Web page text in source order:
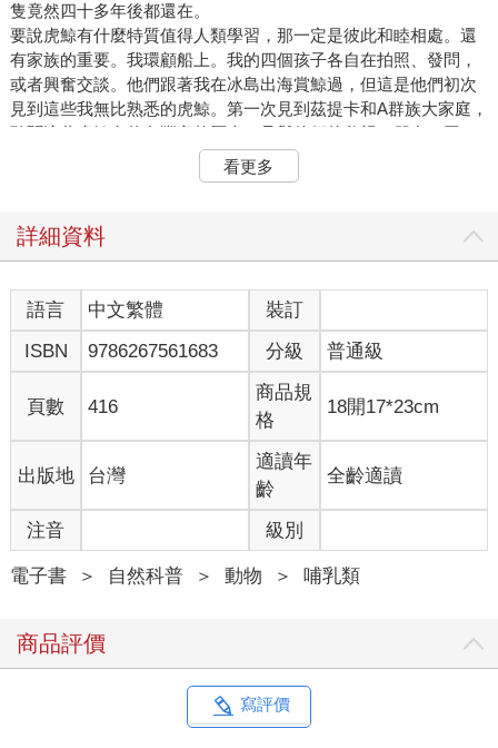
隻竟然四十多年後都還在。
要說虎鯨有什麼特質值得人類學習，那一定是彼此和睦相處。還
有家族的重要。我環顧船上。我的四個孩子各自在拍照、發問，
或者興奮交談。他們跟著我在冰島出海賞鯨過，但這是他們初次
見到這些我無比熟悉的虎鯨。第一次見到茲提卡和A群族大家庭，
聽聞這些虎鯨有悠久豐富的歷史，且與他們的父親、朋友、同
事，乃至與過去數十年來接觸過北方群落的眾多人們共有許多回
憶，他們該會有怎樣的心情，我只能夠想像。
休息放鬆、享受夏天和煦的風，看著年輕一代嬉鬧玩耍，感受家
今日我們所生活的世界，只需要幾次點擊，就能判讀居留型虎
鯨、遷徙型畢氏虎鯨、遠洋型虎鯨的鯨群狀態，不像一九七三
年，我們對這些鯨群幾乎一無所知。回到當時，研究人員必須組
織探險隊伍、實際在當地住上幾年，堅持反覆接觸每個鯨群，才
可能拍到鯨群成員的照片，評估鯨群狀態。事實上也得歸功於有
這些遍及各大洋域和內海、涵蓋虎鯨和其它鯨魚族群的鑑定照
片、水下錄音、基因樣本和汙染物樣本資料庫，今日才有助於研
究者監測族群動向、判定鯨魚的總體健康狀態及出生死亡率，提
常有人問我還想不想再度接近虎鯨，與虎鯨溝通交流，更深入瞭
解他們。從很多方面來看，能不能再更接近虎鯨好像已經不太重
要了，甚至對虎鯨稍嫌不敬。利用合成器和吹口哨與虎鯨交換聲
起注目，透過傾聽瞭解怎麼做才能幫助虎鯨，維護他們的健康與
生存──把他們當作朋友，尊重他們、宣揚他們。比起直接與虎鯨
對話，我和我的許多同事在傾聽之後，選擇努力嘗試代替他們發
聲。當然，我依然對虎鯨深感好奇，依然希望更瞭解他們。
看更多
詳細資料
語言 中文繁體
裝訂
ISBN
9786267561683 分級 普通級
頁數 416
商品規
格
18開17*23cm
出版地 台灣
適讀年
齡
全齡適讀
注音 級別
電子書 ＞ 自然科普 ＞ 動物 ＞ 哺乳類
商品評價
寫評價